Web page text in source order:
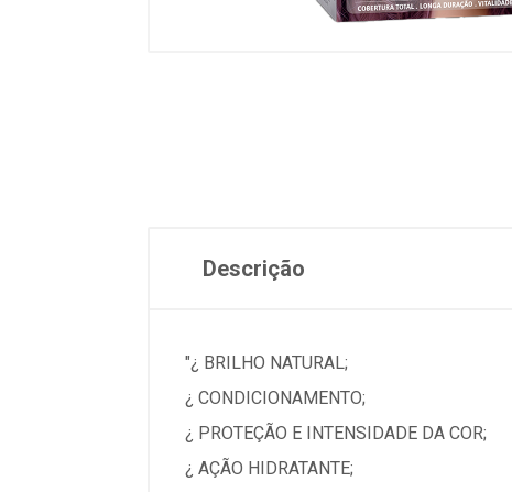
Descrição
"¿ BRILHO NATURAL;
¿ CONDICIONAMENTO;
¿ PROTEÇÃO E INTENSIDADE DA COR;
¿ AÇÃO HIDRATANTE;